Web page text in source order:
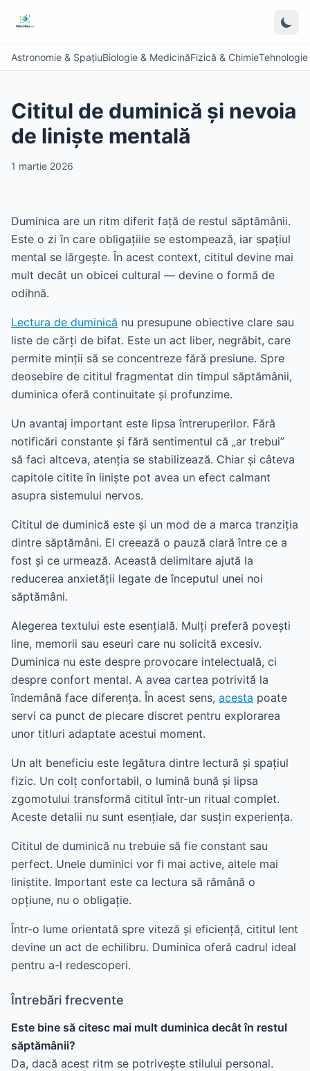
Astronomie & SpațiuBiologie & MedicinăFizică & Chimie
Cititul de duminică și nevoia
de liniște mentală
1 martie 2026
Duminica are un ritm diferit față de restul săptămânii.
Este o zi în care obligațiile se estompează, iar spațiul
mental se lărgește. În acest context, cititul devine mai
mult decât un obicei cultural — devine o formă de
odihnă.
Lectura de duminică nu presupune obiective clare sau
liste de cărți de bifat. Este un act liber, negrăbit, care
permite minții să se concentreze fără presiune. Spre
deosebire de cititul fragmentat din timpul săptămânii,
duminica oferă continuitate și profunzime.
Un avantaj important este lipsa întreruperilor. Fără
notificări constante și fără sentimentul că „ar trebui”
să faci altceva, atenția se stabilizează. Chiar și câteva
capitole citite în liniște pot avea un efect calmant
asupra sistemului nervos.
Cititul de duminică este și un mod de a marca tranziția
dintre săptămâni. El creează o pauză clară între ce a
fost și ce urmează. Această delimitare ajută la
reducerea anxietății legate de începutul unei noi
săptămâni.
Alegerea textului este esențială. Mulți preferă povești
line, memorii sau eseuri care nu solicită excesiv.
Duminica nu este despre provocare intelectuală, ci
despre confort mental. A avea cartea potrivită la
îndemână face diferența. În acest sens, acesta poate
servi ca punct de plecare discret pentru explorarea
unor titluri adaptate acestui moment.
Un alt beneficiu este legătura dintre lectură și spațiul
fizic. Un colț confortabil, o lumină bună și lipsa
zgomotului transformă cititul într-un ritual complet.
Aceste detalii nu sunt esențiale, dar susțin experiența.
Cititul de duminică nu trebuie să fie constant sau
perfect. Unele duminici vor fi mai active, altele mai
liniștite. Important este ca lectura să rămână o
opțiune, nu o obligație.
Într-o lume orientată spre viteză și eficiență, cititul lent
devine un act de echilibru. Duminica oferă cadrul ideal
pentru a-l redescoperi.
Întrebări frecvente
Este bine să citesc mai mult duminica decât în restul
săptămânii?
Da, dacă acest ritm se potrivește stilului personal.